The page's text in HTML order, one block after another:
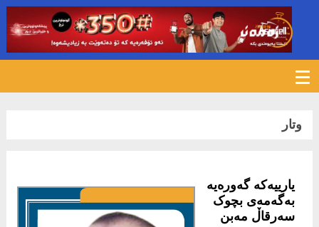
وتار
یارییەکە گەورەیە
بەگەمەی بچوک
سەرقاڵ مەبن